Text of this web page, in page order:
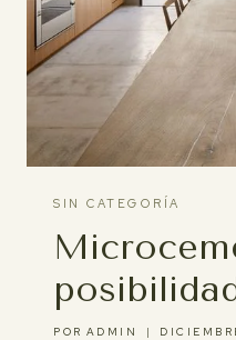
SIN CATEGORÍA
POR ADMIN